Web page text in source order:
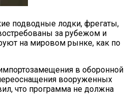
подводные лодки, фрегаты,
за рубежом и
на мировом рынке, как по
в оборонной
вооруженных
что программа не должна